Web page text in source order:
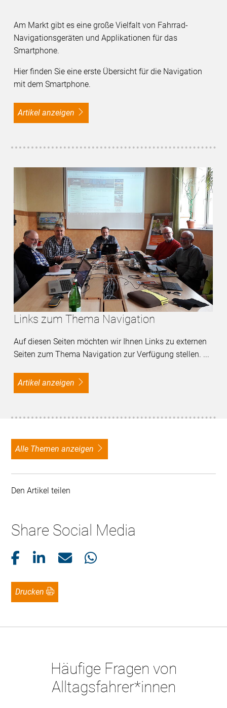
Am Markt gibt es eine große Vielfalt von Fahrrad-
Navigationsgeräten und Applikationen für das
Smartphone.
Hier finden Sie eine erste Übersicht für die Navigation
mit dem Smartphone.
Artikel anzeigen
Links zum Thema Navigation
Auf diesen Seiten möchten wir Ihnen Links zu externen
Seiten zum Thema Navigation zur Verfügung stellen. ...
Artikel anzeigen
alle Themen anzeigen
Den Artikel teilen
Share Social Media
Drucken
Häufige Fragen von
Alltagsfahrer*innen